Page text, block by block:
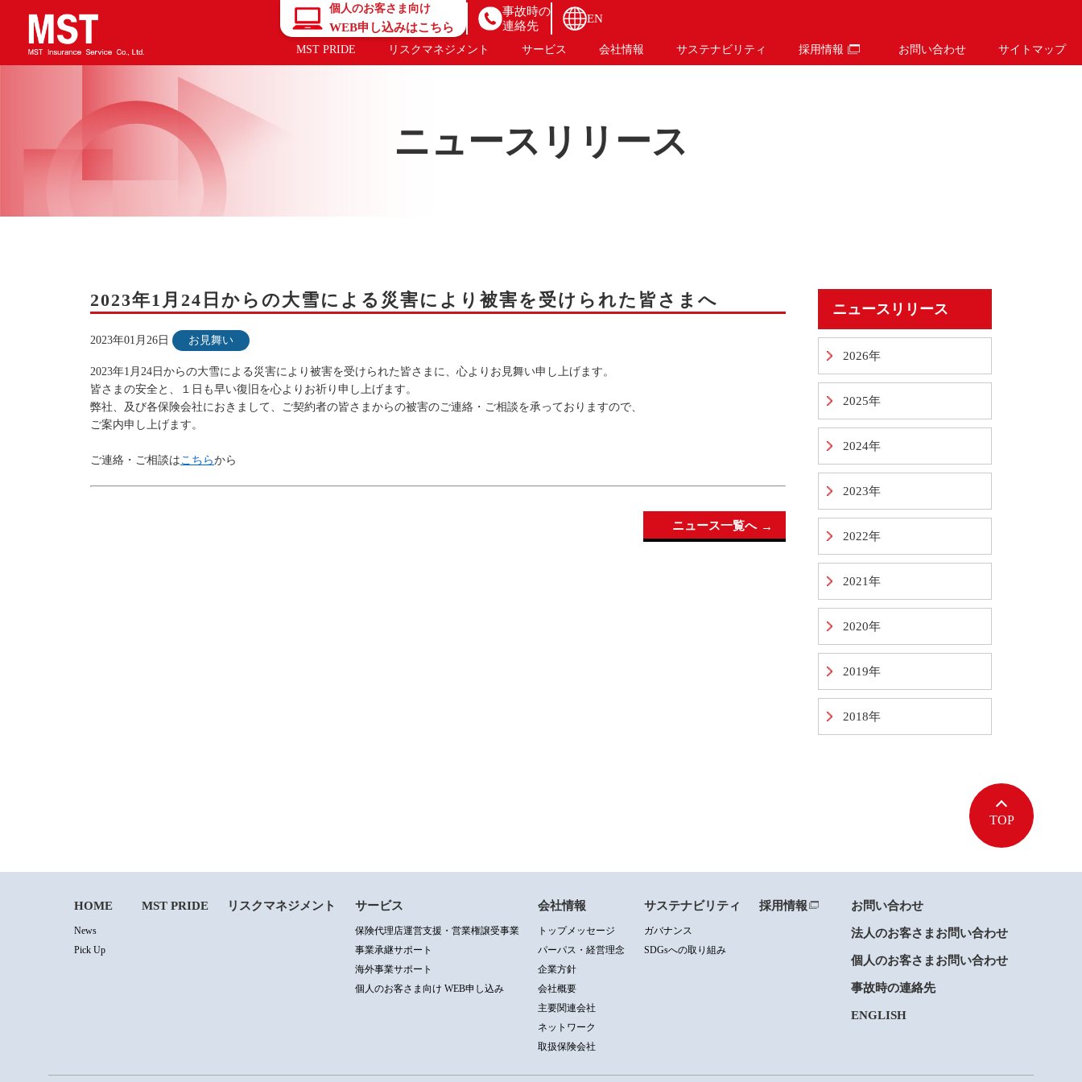
個人のお客さま向け
WEB申し込みはこちら
事故時の
連絡先
EN
MST PRIDE リスクマネジメント サービス 会社情報 サステナビリティ 採用情報 お問い合わせ サイトマップ
ニュースリリース
2023年1月24日からの大雪による災害により被害を受けられた皆さまへ
2023年01月26日 お見舞い
2023年1月24日からの大雪による災害により被害を受けられた皆さまに、心よりお見舞い申し上げます。
皆さまの安全と、１日も早い復旧を心よりお祈り申し上げます。
弊社、及び各保険会社におきまして、ご契約者の皆さまからの被害のご連絡・ご相談を承っておりますので、
ご案内申し上げます。
ご連絡・ご相談はこちらから
ニュース一覧へ
ニュースリリース
2026年
2025年
2024年
2023年
2022年
2021年
2020年
2019年
2018年
TOP
HOME
News
Pick Up
MST PRIDE リスクマネジメント サービス
保険代理店運営支援・営業権譲受事業
事業承継サポート
海外事業サポート
個人のお客さま向け WEB申し込み
会社情報
トップメッセージ
パーパス・経営理念
企業方針
会社概要
主要関連会社
ネットワーク
取扱保険会社
サステナビリティ
ガバナンス
SDGsへの取り組み
採用情報 お問い合わせ
法人のお客さまお問い合わせ
個人のお客さまお問い合わせ
事故時の連絡先
ENGLISH